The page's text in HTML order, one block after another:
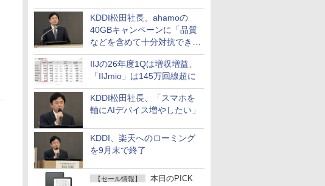
題
KDDI松田社長、ahamoの
40GBキャンペーンに「品質
などを含めて十分対抗でき
る」
IIJの26年度1Qは増収増益、
「IIJmio」は145万回線超に
KDDI松田社長、「スマホを
軸にAIデバイス増やしたい」
KDDI、楽天へのローミング
を9月末で終了
【セール情報】
本日のPICK